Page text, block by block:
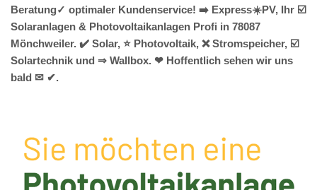
Beratung✓ optimaler Kundenservice! ➡️ Express☀️PV️, Ihr ☑️
Solaranlagen & Photovoltaikanlagen Profi in 78087
Mönchweiler. ✔️ Solar, ⭐ Photovoltaik, ❌ Stromspeicher, ☑️
Solartechnik und ⇒ Wallbox. ❤ Hoffentlich sehen wir uns
bald ✉ ✔.